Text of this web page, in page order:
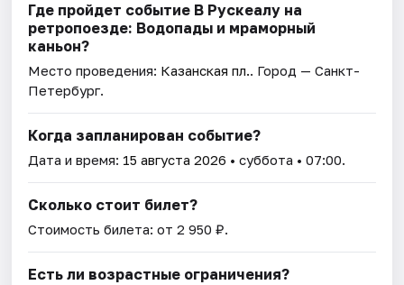
Где пройдет событие В Рускеалу на
ретропоезде: Водопады и мраморный
каньон?
Место проведения: Казанская пл.. Город — Санкт-
Петербург.
Когда запланирован событие?
Дата и время: 15 августа 2026 • суббота • 07:00.
Сколько стоит билет?
Стоимость билета: от 2 950 ₽.
Есть ли возрастные ограничения?